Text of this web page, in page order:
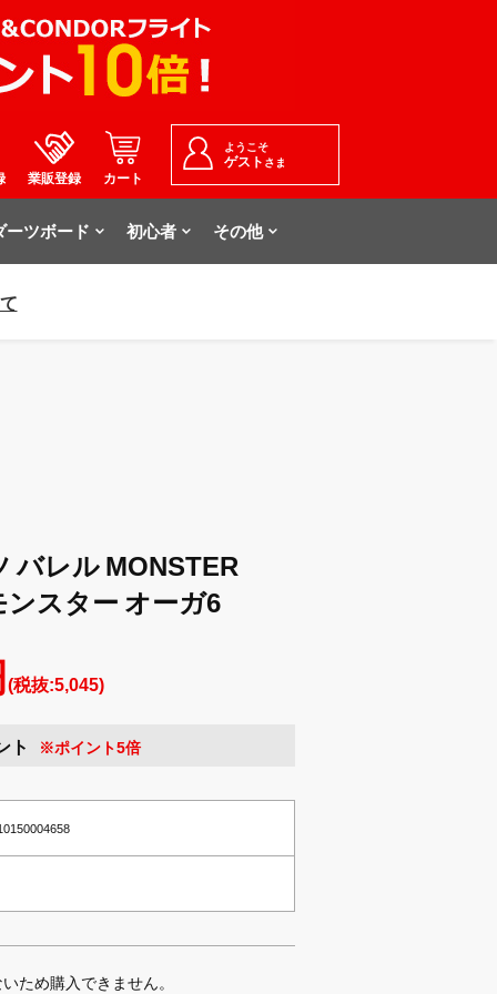
業販登録 カート
ようこそ
ゲスト さま
ーツボード 初心者 その他
バレル MONSTER
スター オーガ6
(税抜:5,045)
ト ※ポイント5倍
ため購入できません。